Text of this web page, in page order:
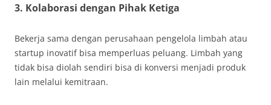
3. Kolaborasi dengan Pihak Ketiga
Bekerja sama dengan perusahaan pengelola limbah atau
startup inovatif bisa memperluas peluang. Limbah yang
tidak bisa diolah sendiri bisa di konversi menjadi produk
lain melalui kemitraan.